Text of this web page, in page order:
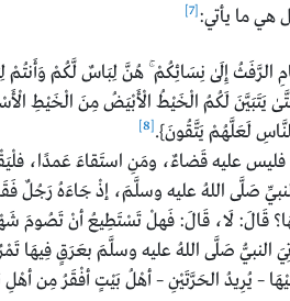
هي ما يأتي:[7]
الرَّفَثُ إِلَىٰ نِسَائِكُمْ ۚ هُنَّ لِبَاسٌ لَّكُمْ
يَتَبَيَّنَ لَكُمُ الْخَيْطُ الْأَبْيَضُ مِنَ الْخَيْطِ
لَعَلَّهُمْ يَتَّقُونَ}.[8]
فليس عليه قَضاءٌ، ومَنِ استَقاءَ عَمدًا،
صَلَّى اللهُ عليه وسلَّمَ، إذْ جَاءَهُ رَجُلٌ
قَالَ: لَا، قَالَ: فَهلْ تَسْتَطِيعُ أنْ تَصُومَ
صَلَّى اللهُ عليه وسلَّمَ بعَرَقٍ فِيهَا
– يُرِيدُ الحَرَّتَيْنِ – أهْلُ بَيْتٍ أفْقَرُ مِن